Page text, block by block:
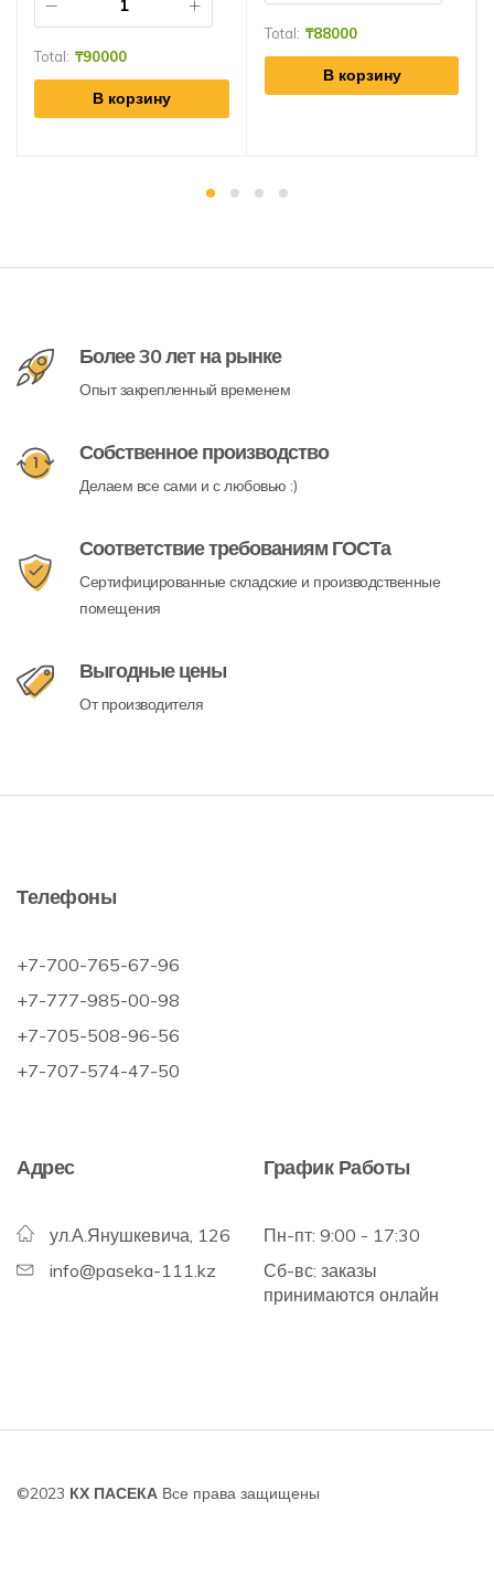
Total: ₸90000
В корзину
Total: ₸88000
В корзину
Более 30 лет на рынке
Опыт закрепленный временем
Собственное производство
Делаем все сами и с любовью :)
Соответствие требованиям ГОСТа
Сертифицированные складские и производственные
помещения
Выгодные цены
От производителя
Телефоны
+7-700-765-67-96
+7-777-985-00-98
+7-705-508-96-56
+7-707-574-47-50
Адрес
ул.А.Янушкевича, 126
info@paseka-111.kz
График Работы
Пн-пт: 9:00 - 17:30
Сб-вс: заказы
принимаются онлайн
©2023 КХ ПАСЕКА Все права защищены